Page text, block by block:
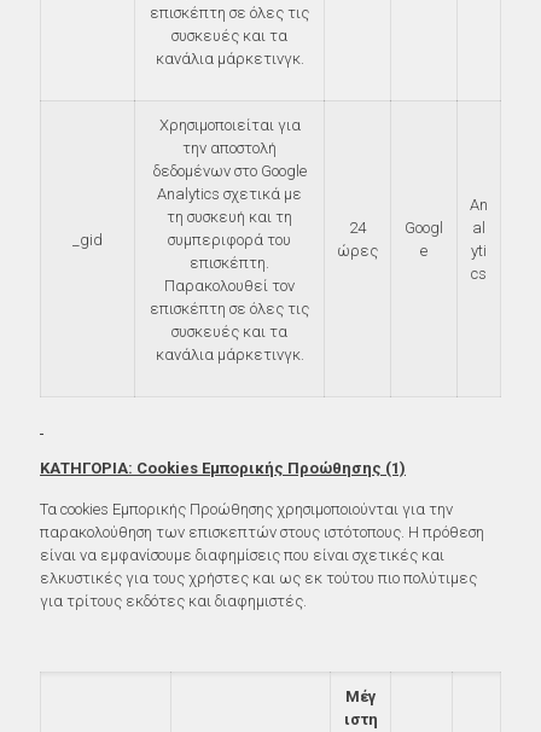
επισκέπτη σε όλες τις
συσκευές και τα
κανάλια μάρκετινγκ.
_gid
Χρησιμοποιείται για
την αποστολή
δεδομένων στο Google
Analytics σχετικά με
τη συσκευή και τη
συμπεριφορά του
επισκέπτη.
Παρακολουθεί τον
επισκέπτη σε όλες τις
συσκευές και τα
κανάλια μάρκετινγκ.
24
ώρες
Googl
e
An
al
yti
cs
ΚΑΤΗΓΟΡΙΑ: Cookies Εμπορικής Προώθησης (1)
Τα cookies Εμπορικής Προώθησης χρησιμοποιούνται για την
παρακολούθηση των επισκεπτών στους ιστότοπους. Η πρόθεση
είναι να εμφανίσουμε διαφημίσεις που είναι σχετικές και
ελκυστικές για τους χρήστες και ως εκ τούτου πιο πολύτιμες
για τρίτους εκδότες και διαφημιστές.
Μέγ
ιστη